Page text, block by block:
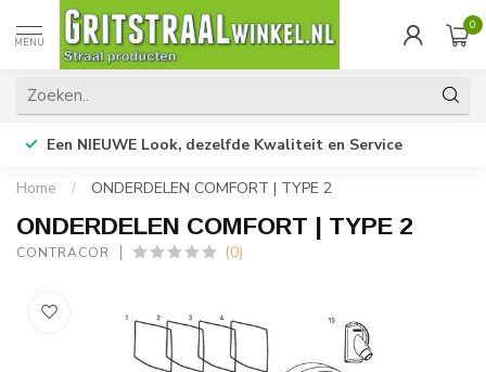
MENU
0
Een NIEUWE Look, dezelfde Kwaliteit en Service
Home / ONDERDELEN COMFORT | TYPE 2
ONDERDELEN COMFORT | TYPE 2
CONTRACOR (0)